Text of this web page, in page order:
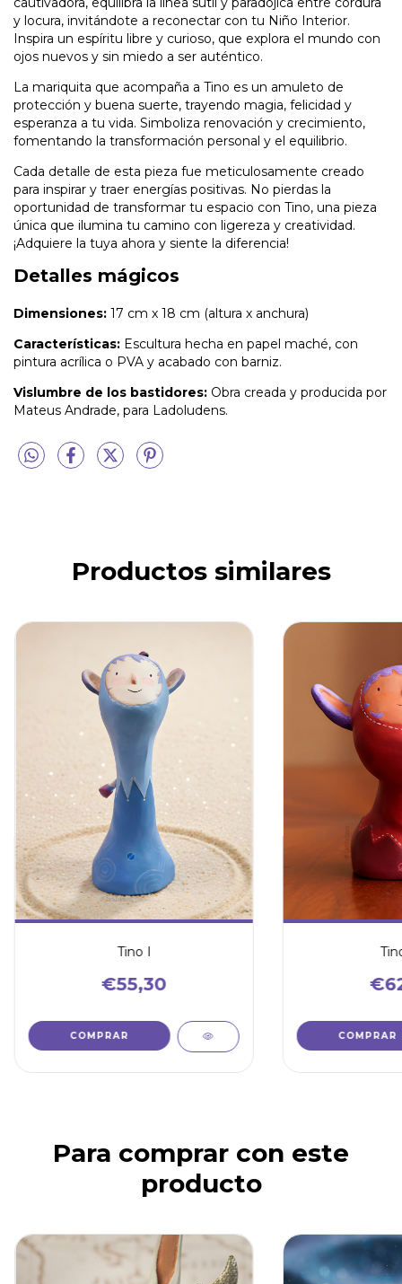
y locura, invitándote a reconectar con tu Niño Interior.
Inspira un espíritu libre y curioso, que explora el mundo con
ojos nuevos y sin miedo a ser auténtico.
La mariquita que acompaña a Tino es un amuleto de
protección y buena suerte, trayendo magia, felicidad y
esperanza a tu vida. Simboliza renovación y crecimiento,
fomentando la transformación personal y el equilibrio.
Cada detalle de esta pieza fue meticulosamente creado
para inspirar y traer energías positivas. No pierdas la
oportunidad de transformar tu espacio con Tino, una pieza
única que ilumina tu camino con ligereza y creatividad.
¡Adquiere la tuya ahora y siente la diferencia!
Detalles mágicos
Dimensiones: 17 cm x 18 cm (altura x anchura)
Características: Escultura hecha en papel maché, con
pintura acrílica o PVA y acabado con barniz.
Vislumbre de los bastidores: Obra creada y producida por
Mateus Andrade, para Ladoludens.
Productos similares
Tino I
€55,30
Para comprar con este
producto